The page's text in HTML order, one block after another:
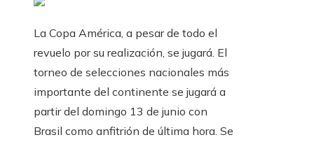
La Copa América, a pesar de todo el
revuelo por su realización, se jugará. El
torneo de selecciones nacionales más
importante del continente se jugará a
partir del domingo 13 de junio con
Brasil como anfitrión de última hora. Se